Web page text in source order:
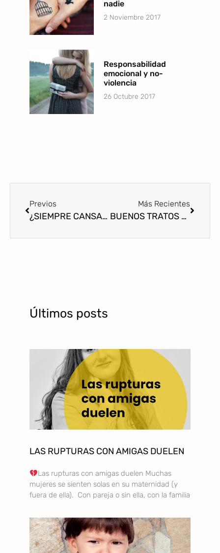
nadie
2 Noviembre 2017
Responsabilidad
emocional y no-
violencia
26 Octubre 2017
Previos
¿SIEMPRE CANSADA?
Más Recientes
BUENOS TRATOS A UNA MISMA
Últimos posts
LAS RUPTURAS CON AMIGAS DUELEN
Las rupturas con amigas duelen Muchas
mujeres se sienten solas en su maternidad (y
fuera de ella). Con pareja o sin ella, con la familia